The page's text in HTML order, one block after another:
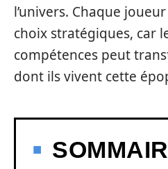
l’univers. Chaque
choix stratégiques, car
compétences peut
dont ils vivent cette